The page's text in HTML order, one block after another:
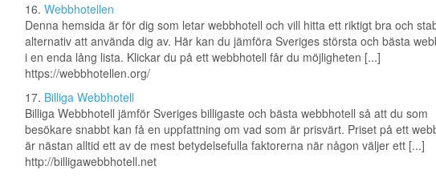
16. Webbhotellen
Denna hemsida är för dig som letar webbhotell och vill hitta ett riktigt bra och
alternativ att använda dig av. Här kan du jämföra Sveriges största och bästa
i en enda lång lista. Klickar du på ett webbhotell får du möjligheten [...]
https://webbhotellen.org/
17. Billiga Webbhotell
Billiga Webbhotell jämför Sveriges billigaste och bästa webbhotell så att du som
besökare snabbt kan få en uppfattning om vad som är prisvärt. Priset på ett
är nästan alltid ett av de mest betydelsefulla faktorerna när någon väljer ett [...]
http://billigawebbhotell.net